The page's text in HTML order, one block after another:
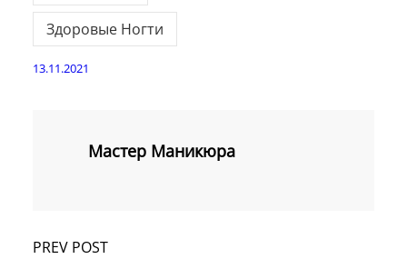
Здоровые Ногти
13.11.2021
Мастер Маникюра
PREV POST